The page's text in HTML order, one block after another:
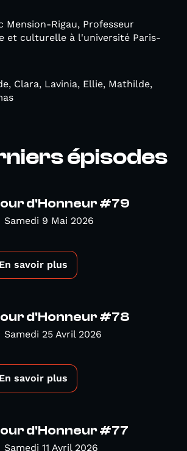
Mension-Rigau, Professeur
et culturelle à l'université Paris-
Clara, Lavinia, Ellie, Mathilde,
épisodes
d'Honneur #79
Samedi 9 Mai 2026
En savoir plus
d'Honneur #78
Samedi 25 Avril 2026
En savoir plus
d'Honneur #77
Samedi 11 Avril 2026